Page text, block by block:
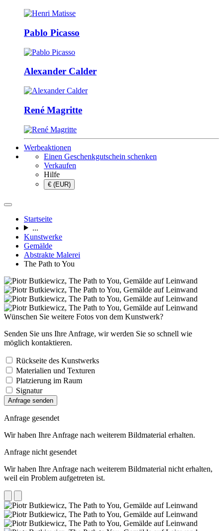
Pablo Picasso
Alexander Calder
René Magritte
Werbeaktionen
Einen Geschenkgutschein schenken
Verkaufen
Hilfe
€ (EUR)
Startseite
...
Kunstwerke
Gemälde
Abstrakte Malerei
The Path to You
Wünschen Sie weitere Fotos von dem Kunstwerk?
Senden Sie uns Ihre Anfrage, wir werden Sie so schnell wie
möglich kontaktieren.
Rückseite des Kunstwerks
Materialien und Texturen
Platzierung im Raum
Signatur
Anfrage senden
Anfrage gesendet
Wir haben Ihre Anfrage nach weiterem Bildmaterial erhalten.
Anfrage nicht gesendet
Wir haben Ihre Anfrage nach weiterem Bildmaterial nicht erhalten,
weil ein Problem aufgetreten ist.